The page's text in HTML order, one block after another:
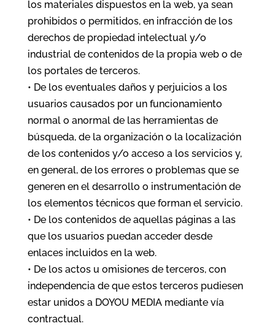
los materiales dispuestos en la web, ya sean
prohibidos o permitidos, en infracción de los
derechos de propiedad intelectual y/o
industrial de contenidos de la propia web o de
los portales de terceros.
• De los eventuales daños y perjuicios a los
usuarios causados por un funcionamiento
normal o anormal de las herramientas de
búsqueda, de la organización o la localización
de los contenidos y/o acceso a los servicios y,
en general, de los errores o problemas que se
generen en el desarrollo o instrumentación de
los elementos técnicos que forman el servicio.
• De los contenidos de aquellas páginas a las
que los usuarios puedan acceder desde
enlaces incluidos en la web.
• De los actos u omisiones de terceros, con
independencia de que estos terceros pudiesen
estar unidos a DOYOU MEDIA mediante vía
contractual.